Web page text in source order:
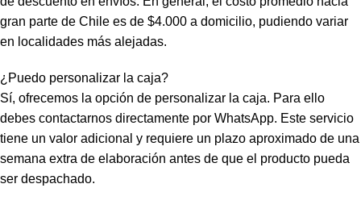
gran parte de Chile es de $4.000 a domicilio, pudiendo variar
en localidades más alejadas.
¿Puedo personalizar la caja?
Sí, ofrecemos la opción de personalizar la caja. Para ello
debes contactarnos directamente por WhatsApp. Este servicio
tiene un valor adicional y requiere un plazo aproximado de una
semana extra de elaboración antes de que el producto pueda
ser despachado.